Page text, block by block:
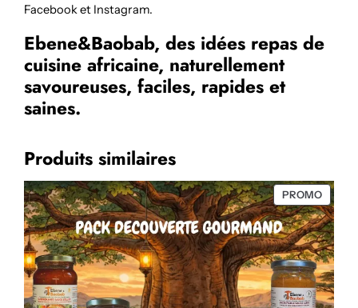
Facebook et Instagram.
Ebene&Baobab, des idées repas de
cuisine africaine, naturellement
savoureuses, faciles, rapides et
saines.
Produits similaires
PROMO
EN